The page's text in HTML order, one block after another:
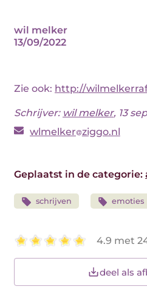
wil melker
13/09/2022
Zie ook: http://
Schrijver: wil melker, 13
wlmelker ziggo.nl
Geplaatst in de categorie:
schrijven emoties
4.9 met
deel als